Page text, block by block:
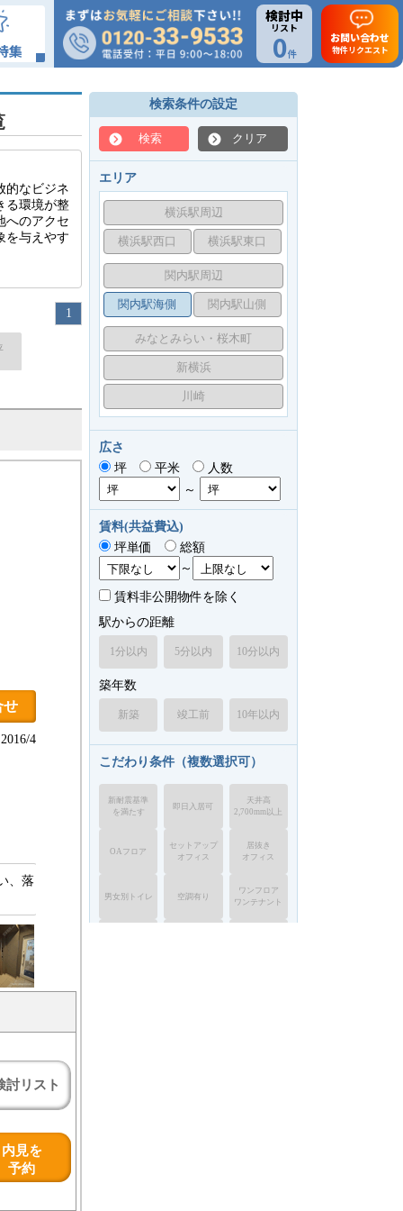
集
検討中
リスト
0件
お問い合わせ
物件リクエスト
的なビジネ
る環境が整
へのアクセ
を与えやす
1
せ
4
、落
討リスト
内見を
予約
検索条件の設定
検索 クリア
エリア
横浜駅周辺
横浜駅西口 横浜駅東口
関内駅周辺
関内駅海側 関内駅山側
みなとみらい・桜木町
新横浜
川崎
広さ
坪
平米
人数
～
賃料(共益費込)
坪単価
総額
～
賃料非公開物件を除く
駅からの距離
1分以内 5分以内 10分以内
築年数
新築 竣工前 10年以内
こだわり条件（複数選択可）
新耐震基準
を満たす
即日入居可
天井高
2,700mm以上
OAフロア
セットアップ
オフィス
居抜き
オフィス
男女別トイレ 空調有り
ワンフロア
ワンテナント